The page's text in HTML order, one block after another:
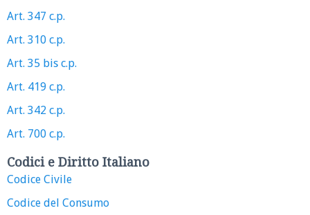
Art. 347 c.p.
Art. 310 c.p.
Art. 35 bis c.p.
Art. 419 c.p.
Art. 342 c.p.
Art. 700 c.p.
Codici e Diritto Italiano
Codice Civile
Codice del Consumo